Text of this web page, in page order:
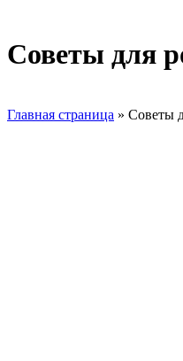
Советы для
Главная страница » Советы